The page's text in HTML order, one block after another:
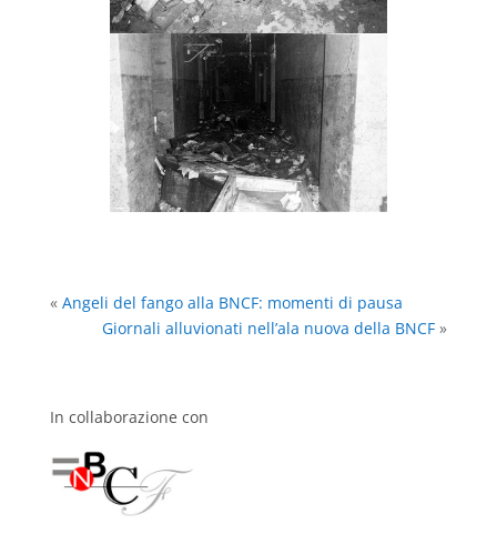
« Angeli del fango alla BNCF: momenti di pausa
Giornali alluvionati nell’ala nuova della BNCF »
In collaborazione con